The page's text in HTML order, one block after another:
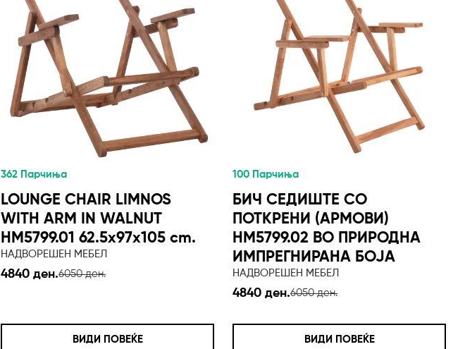
362 Парчиња
LOUNGE CHAIR LIMNOS
WITH ARM IN WALNUT
HM5799.01 62.5x97x105 cm.
НАДВОРЕШЕН МЕБЕЛ
4840 ден.6050 ден.
ВИДИ ПОВЕЌЕ
100 Парчиња
БИЧ СЕДИШТЕ СО
ПОТКРЕНИ (АРМОВИ)
HM5799.02 ВО ПРИРОДНА
ИМПРЕГНИРАНА БОЈА
НАДВОРЕШЕН МЕБЕЛ
4840 ден.6050 ден.
ВИДИ ПОВЕЌЕ